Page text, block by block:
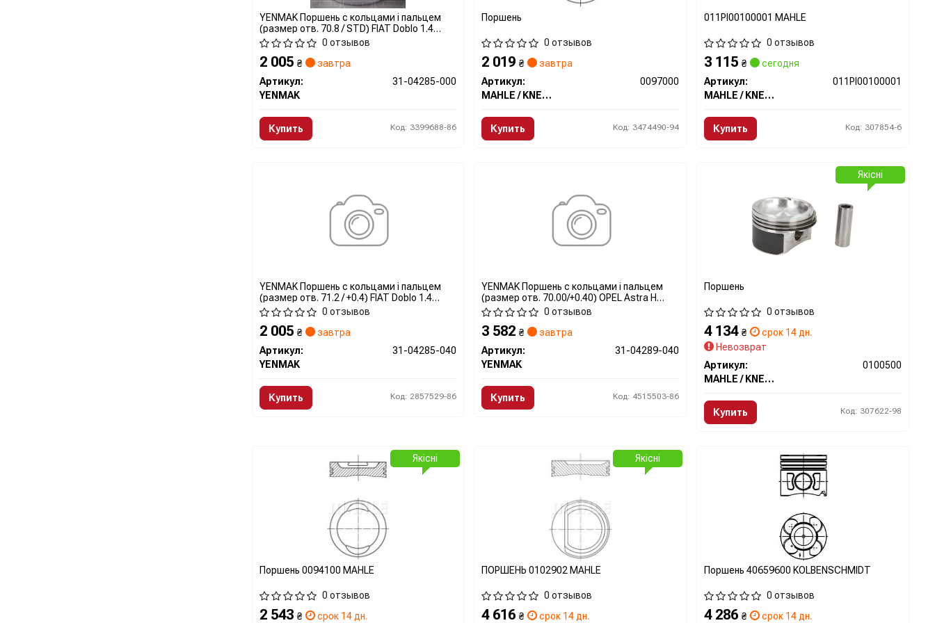
YENMAK Поршень с кольцами і пальцем
(размер отв. 70.8 / STD) FIAT Doblo 1.4
(4цл.) (188 A4000)0 отзывов
2 005 ₴
завтра
Артикул:
31-04285-000
YENMAK
Купить Код: 3399688-86
Поршень
0 отзывов
2 019₴
завтра
Артикул:
0097000
MAHLE / KNECHT
Купить Код: 3474490-94
011PI00100001 MAHLE
0 отзывов
3 115₴
сегодня
Артикул:
011PI00100001
MAHLE / KNECHT
Купить Код: 307854-6
YENMAK Поршень с кольцами і пальцем
(размер отв. 71.2 / +0.4) FIAT Doblo 1.4
(4цл.) (188 A4000)0 отзывов
2 005 ₴
завтра
Артикул:
31-04285-040
YENMAK
Купить Код: 2857529-86
YENMAK Поршень с кольцами і пальцем
(размер отв. 70.00/+0.40) OPEL Astra H
1.3CDTI(199A3000 Multijet Fiat / Opel Ortak
motor)
0 отзывов
3 582₴
завтра
Артикул:
31-04289-040
YENMAK
Купить Код: 4515503-86
Поршень
0 отзывов
4 134₴
срок 14 дн.
Невозврат
Артикул:
0100500
MAHLE / KNECHT
Купить Код: 307622-98
Якісні
Поршень 0094100 MAHLE
0 отзывов
2 543 ₴ срок 14 дн.
Якісні
ПОРШЕНЬ 0102902 MAHLE
0 отзывов
4 616₴ срок 14 дн.
Якісні
Поршень 40659600 KOLBENSCHMIDT
0 отзывов
4 286₴ срок 14 дн.